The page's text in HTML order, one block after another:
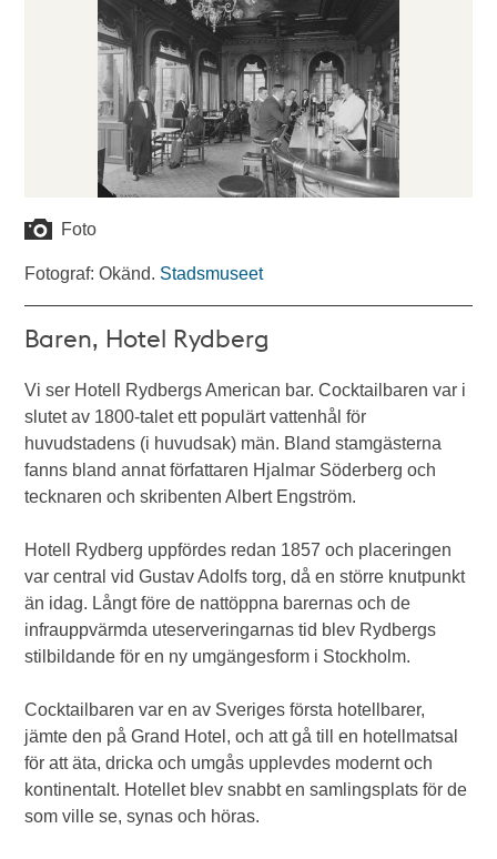
Foto
Fotograf: Okänd. Stadsmuseet
Baren, Hotel Rydberg
Vi ser Hotell Rydbergs American bar. Cocktailbaren var i
slutet av 1800-talet ett populärt vattenhål för
huvudstadens (i huvudsak) män. Bland stamgästerna
fanns bland annat författaren Hjalmar Söderberg och
tecknaren och skribenten Albert Engström.
Hotell Rydberg uppfördes redan 1857 och placeringen
var central vid Gustav Adolfs torg, då en större knutpunkt
än idag. Långt före de nattöppna barernas och de
infrauppvärmda uteserveringarnas tid blev Rydbergs
stilbildande för en ny umgängesform i Stockholm.
Cocktailbaren var en av Sveriges första hotellbarer,
jämte den på Grand Hotel, och att gå till en hotellmatsal
för att äta, dricka och umgås upplevdes modernt och
kontinentalt. Hotellet blev snabbt en samlingsplats för de
som ville se, synas och höras.